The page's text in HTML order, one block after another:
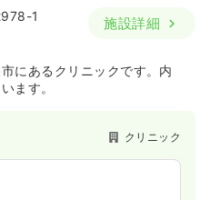
1
施設詳細
にあるクリニックです。内
ます。
クリニック